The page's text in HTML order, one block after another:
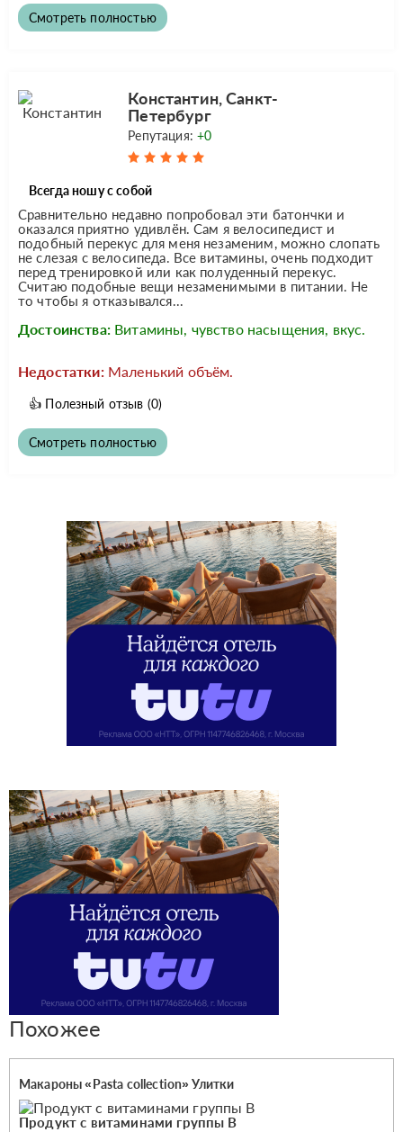
Смотреть полностью
Константин, Санкт-
Петербург
Репутация: +0
Всегда ношу с собой
Сравнительно недавно попробовал эти батончки и
оказался приятно удивлён. Сам я велосипедист и
подобный перекус для меня незаменим, можно слопать
не слезая с велосипеда. Все витамины, очень подходит
перед тренировкой или как полуденный перекус.
Считаю подобные вещи незаменимыми в питании. Не
то чтобы я отказывался...
Достоинства: Витамины, чувство насыщения, вкус.
Недостатки: Маленький объём.
👍 Полезный отзыв (0)
Смотреть полностью
Похожее
Макароны «Pasta collection» Улитки
Продукт с витаминами группы В